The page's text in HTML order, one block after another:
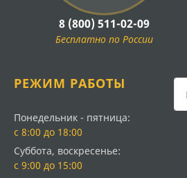
8 (800) 511-02-09
Бесплатно по России
РЕЖИМ РАБОТЫ
Понедельник - пятница:
с 8:00 до 18:00
Суббота, воскресенье:
с 9:00 до 15:00